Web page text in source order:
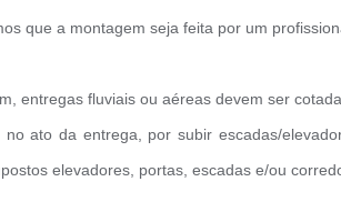
que a montagem seja feita por um
entregas fluviais ou aéreas devem ser
ato da entrega, por subir escadas/
elevadores, portas, escadas e/ou